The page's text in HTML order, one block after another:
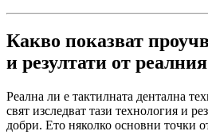
Какво показват
и резултати от
Реална ли е тактилната дентална
свят изследват тази технология и
добри. Ето няколко основни точки